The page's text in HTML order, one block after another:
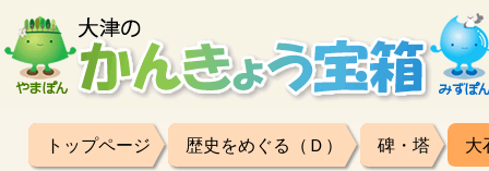
トップページ 歴史をめぐる（Ｄ） 碑・塔 大